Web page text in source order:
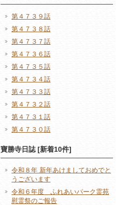
第４７３９話
第４７３８話
第４７３７話
第４７３６話
第４７３５話
第４７３４話
第４７３３話
第４７３２話
第４７３１話
第４７３０話
寶勝寺日誌 [新着10件]
令和８年 新年あけましておめでと
うございます
令和６年度 ふれあいパーク霊苑
慰霊祭のご報告